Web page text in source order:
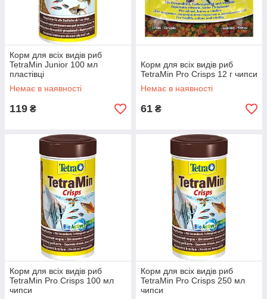
Корм для всіх видів риб
TetraMin Junior 100 мл
пластівці
Немає в наявності
119 ₴
Корм для всіх видів риб
TetraMin Pro Crisps 12 г чипси
Немає в наявності
61 ₴
Корм для всіх видів риб
TetraMin Pro Crisps 100 мл
чипси
Корм для всіх видів риб
TetraMin Pro Crisps 250 мл
чипси